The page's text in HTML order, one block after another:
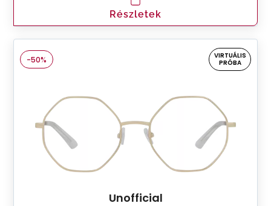
Részletek
-50%
VIRTUÁLIS
PRÓBA
Unofficial